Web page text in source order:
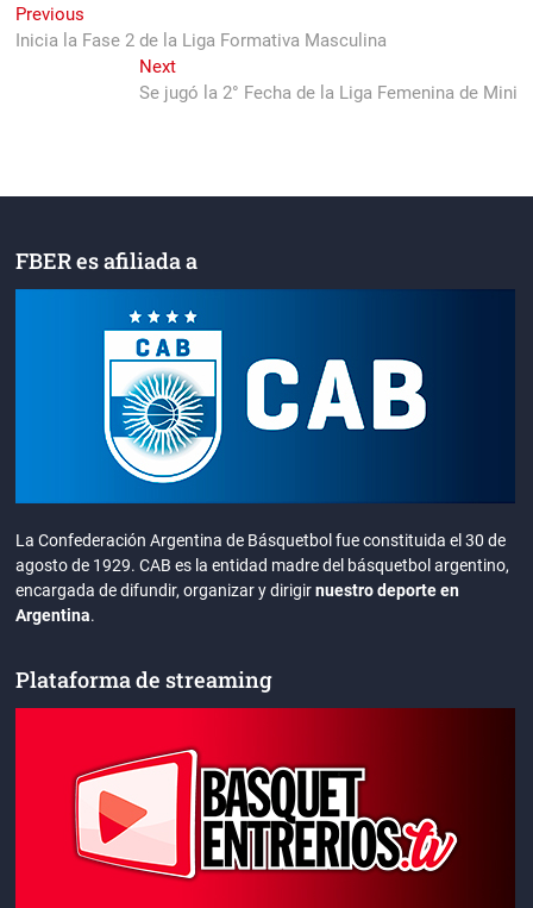
Navegación
de
Previous
post:
Inicia la Fase 2 de la Liga Formativa Masculina
NextNext
post:
Se jugó la 2° Fecha de la Liga Femenina de Mini
FBER es afiliada a
La Confederación Argentina de Básquetbol fue constituida el 30 de
agosto de 1929. CAB es la entidad madre del básquetbol argentino,
encargada de difundir, organizar y dirigirnuestro deporte en
Argentina.
Plataforma de streaming